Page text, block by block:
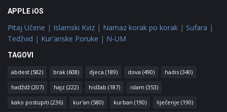
APPLE iOS
Pitaj Učene | Islamski Kviz | Namaz korak po korak | Sufara |
Tedžvid | Kur'anske Poruke | N-UM
TAGOVI
abdest (582) brak (608) djeca (189) dova (490) hadis (340)
hadždž (207) hajz (222) hidžab (187) islam (353)
kako postupiti (236) kur'an (580) kurban (190) liječenje (190)